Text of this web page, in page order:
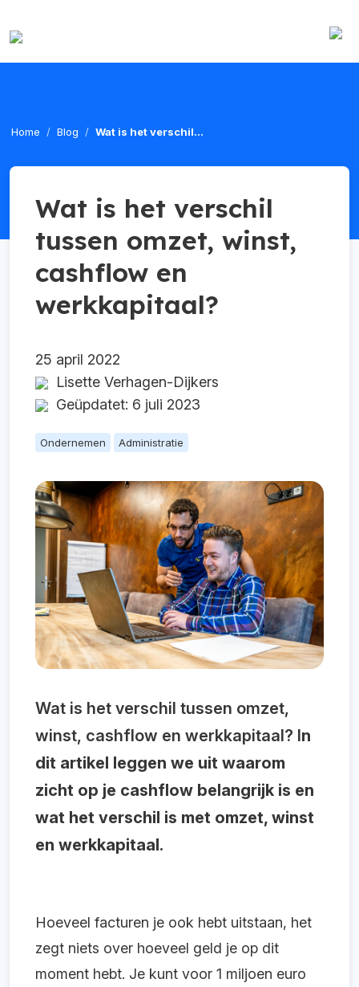
Home Blog Wat is het verschil...
Wat is het verschil
tussen omzet, winst,
cashflow en
werkkapitaal?
25 april 2022
Lisette Verhagen-Dijkers
Geüpdatet: 6 juli 2023
Ondernemen Administratie
Wat is het verschil tussen omzet,
winst, cashflow en werkkapitaal? In
dit artikel leggen we uit waarom
zicht op je cashflow belangrijk is en
wat het verschil is met omzet, winst
en werkkapitaal.
Hoeveel facturen je ook hebt uitstaan, het
zegt niets over hoeveel geld je op dit
moment hebt. Je kunt voor 1 miljoen euro